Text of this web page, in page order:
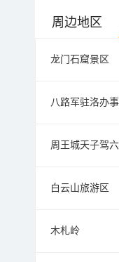
周边地区
龙门石窟景区
白云山旅游区
木札岭